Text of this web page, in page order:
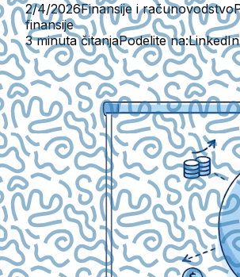
2/4/2026Finansije i računovodstvo
finansije
3 minuta čitanjaPodelite na:LinkedIn